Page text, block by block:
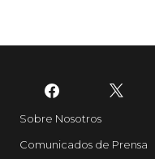
HBO Max
Sobre Nosotros
Comunicados de Prensa